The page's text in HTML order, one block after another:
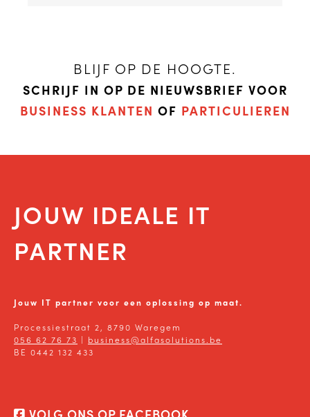
BLIJF OP DE HOOGTE.
SCHRIJF IN OP DE NIEUWSBRIEF VOOR
BUSINESS KLANTEN OF PARTICULIEREN
JOUW IDEALE IT
PARTNER
Jouw IT partner voor een oplossing op maat.
Processiestraat 2, 8790 Waregem
056 62 76 73 | business@alfasolutions.be
BE 0442 132 433